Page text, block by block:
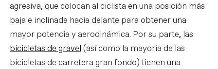
agresiva, que colocan al ciclista en una posición más
baja e inclinada hacia delante para obtener una
mayor potencia y aerodinámica. Por su parte, las
bicicletas de gravel (así como la mayoría de las
bicicletas de carretera gran fondo) tienen una